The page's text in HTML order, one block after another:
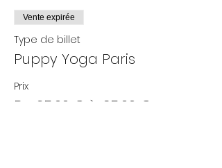
Vente expirée
Type de billet
Puppy Yoga Paris
Prix
De 25,00 € à 35,00 €